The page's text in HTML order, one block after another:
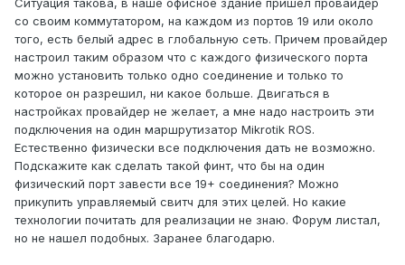
Ситуация такова, в наше офисное здание пришел провайдер
со своим коммутатором, на каждом из портов 19 или около
того, есть белый адрес в глобальную сеть. Причем провайдер
настроил таким образом что с каждого физического порта
можно установить только одно соединение и только то
которое он разрешил, ни какое больше. Двигаться в
настройках провайдер не желает, а мне надо настроить эти
подключения на один маршрутизатор Mikrotik ROS.
Естественно физически все подключения дать не возможно.
Подскажите как сделать такой финт, что бы на один
физический порт завести все 19+ соединения? Можно
прикупить управляемый свитч для этих целей. Но какие
технологии почитать для реализации не знаю. Форум листал,
но не нашел подобных. Заранее благодарю.